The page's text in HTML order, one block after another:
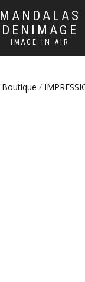
MANDALAS
DENIMAGE
IMAGE IN AIR
Boutique /